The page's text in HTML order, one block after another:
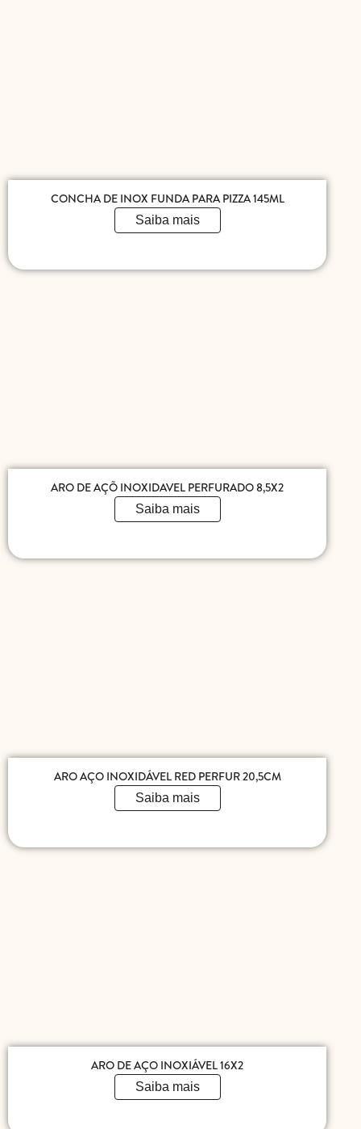
CONCHA DE INOX FUNDA PARA PIZZA 145ML
Saiba mais
ARO DE AÇÕ INOXIDAVEL PERFURADO 8,5X2
Saiba mais
ARO AÇO INOXIDÁVEL RED PERFUR 20,5CM
Saiba mais
ARO DE AÇO INOXIÁVEL 16X2
Saiba mais